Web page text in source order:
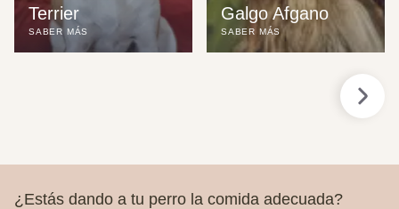
Terrier
SABER MÁS
Galgo Afgano
SABER MÁS
¿Estás dando a tu perro la comida adecuada?